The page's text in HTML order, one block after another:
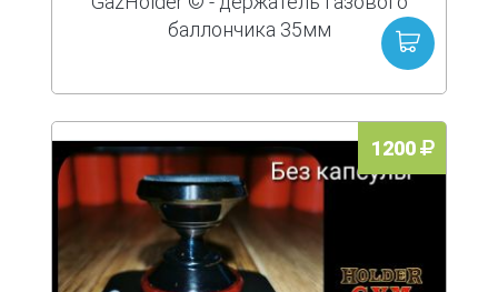
баллончика 35мм
1200